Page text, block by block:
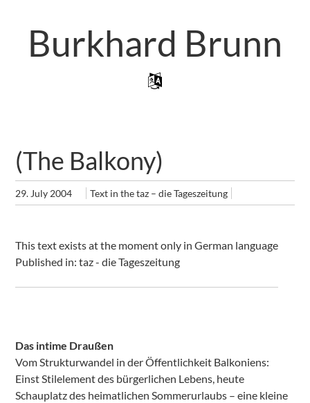
contentBurkhard Brunn
(The Balkony)
29. July 2004 Text in the taz – die Tageszeitung
This text exists at the moment only in German language
Published in: taz - die Tageszeitung
Das intime Draußen
Vom Strukturwandel in der Öffentlichkeit Balkoniens:
Einst Stilelement des bürgerlichen Lebens, heute
Schauplatz des heimatlichen Sommerurlaubs – eine kleine